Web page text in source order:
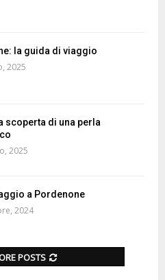
la guida di viaggio
2025
scoperta di una perla
2025
a Pordenone
2024
POSTS